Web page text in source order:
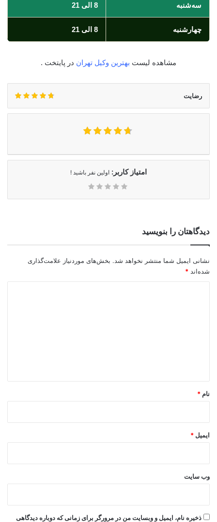
سه‌شنبه 8 الی 21
چهارشنبه 8 الی 21
مشاهده لیست بهترین وکیل تهران در پایتخت .
رضایت
امتیاز کاربر: اولین نفر باشید !
دیدگاهتان را بنویسید
نشانی ایمیل شما منتشر نخواهد شد. بخش‌های موردنیاز علامت‌گذاری
شده‌اند *
نام *
ایمیل *
وب‌ سایت
ذخیره نام، ایمیل و وبسایت من در مرورگر برای زمانی که دوباره دیدگاهی